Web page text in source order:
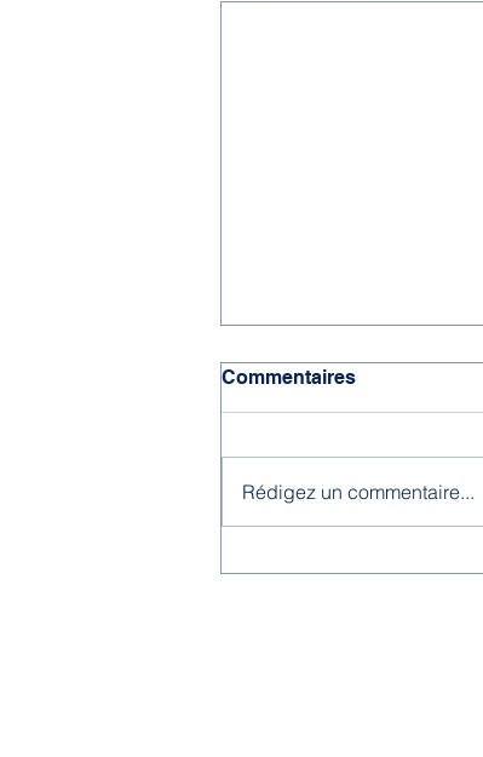
Menus juin/juillet 2026
Commentaires
Rédigez un commentaire...